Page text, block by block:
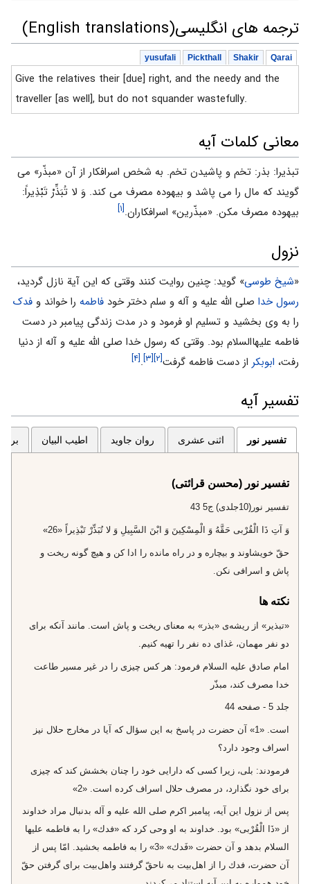
ترجمه های انگلیسی(English translations)
Qarai
Shakir
Pickthall
yusufali
Give the relatives their [due] right, and the needy and the
traveller [as well], but do not squander wastefully.
معانی کلمات آیه
تبذيرا: بذر: تخم و پاشيدن تخم. به شخص اسرافكار از آن «مبذّر» مى
‏گويند كه مال را مى‏ پاشد و بيهوده مصرف مى ‏كند. وَ لا تُبَذِّرْ تَبْذِيراً:
بيهوده مصرف مكن. «مبذّرين» اسرافكاران.[۱]
نزول
«شیخ طوسى» گوید: چنین روایت کنند وقتى که این آیة نازل گردید،
رسول خدا صلى الله علیه و آله و سلم دختر خود فاطمه را خواند و فدک
را به وى بخشید و تسلیم او فرمود و در مدت زندگى پیامبر در دست
فاطمه علیهاالسلام بود. وقتى که رسول خدا صلی الله علیه و آله از دنیا
رفت، ابوبکر از دست فاطمه گرفت[۲] [۳] .[۴]
تفسیر آیه
تفسیر نور اثنی عشری روان جاوید اطیب البیان
تفسیر نور (محسن قرائتی)
تفسير نور(10جلدى) ج‌5 43
وَ آتِ ذَا الْقُرْبى‌ حَقَّهُ وَ الْمِسْكِينَ وَ ابْنَ السَّبِيلِ وَ لا تُبَذِّرْ تَبْذِيراً «26»
حقّ خويشاوند و بيچاره و در راه مانده را ادا كن و هيچ گونه ريخت و
پاش و اسرافى نكن.
نکته ها
«تبذير» از ريشه‌ى «بذر» به معناى ريخت و پاش است. مانند آنكه براى
دو نفر مهمان، غذاى ده نفر را تهيه كنيم.
امام صادق عليه السلام فرمود: هر كس چيزى را در غير مسير طاعت
خدا مصرف كند، مبذّر
جلد 5 - صفحه 44
است. «1» آن حضرت در پاسخ به اين سؤال كه آيا در مخارج حلال نيز
اسراف وجود دارد؟
فرمودند: بلى، زيرا كسى كه دارايى خود را چنان بخشش كند كه چيزى
براى خود نگذارد، در مصرف حلال اسراف كرده است. «2»
پس از نزول اين آيه، پيامبر اكرم صلى الله عليه و آله بدنبال مراد خداوند
از «ذَا الْقُرْبى‌» بود. خداوند به او وحى كرد كه «فدك» را به فاطمه عليها
السلام بدهد و آن حضرت «فَدك» «3» را به فاطمه بخشيد. امّا پس از
آن حضرت، فدك را از اهل‌بيت به ناحقّ گرفتند واهل‌بيت براى گرفتن حقّ